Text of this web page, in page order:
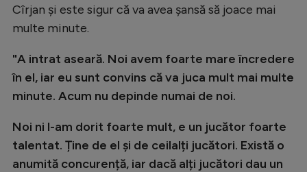
Stranieri
Clasamente
Handbal
Natație
Cîrjan și este sigur că va avea șansă să joace mai
multe minute.
"A intrat aseară. Noi avem foarte mare încredere
în el, iar eu sunt convins că va juca mult mai multe
minute. Acum nu depinde numai de noi.
Noi ni l-am dorit foarte mult, e un jucător foarte
talentat. Ține de el și de ceilalți jucători. Există o
anumită concurență, iar dacă alți jucători dau un